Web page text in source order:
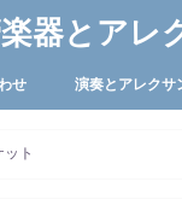
器とアレ
せ 演奏とアレクサ
ト